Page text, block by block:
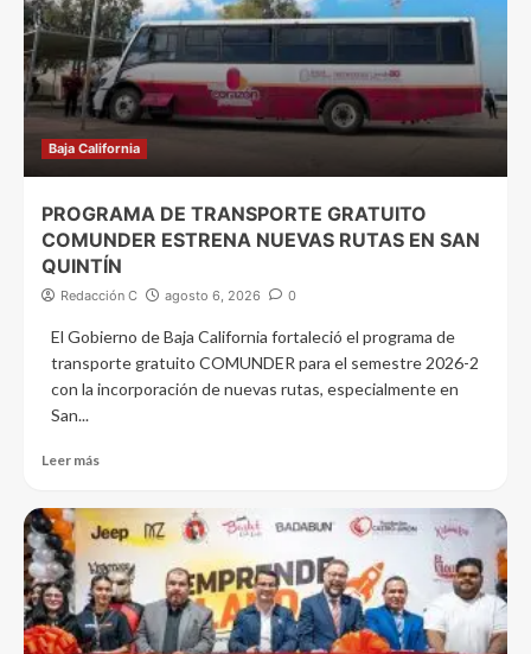
Baja California
PROGRAMA DE TRANSPORTE GRATUITO
COMUNDER ESTRENA NUEVAS RUTAS EN SAN
QUINTÍN
Redacción C agosto 6, 2026 0
El Gobierno de Baja California fortaleció el programa de
transporte gratuito COMUNDER para el semestre 2026-2
con la incorporación de nuevas rutas, especialmente en
San...
Leer más